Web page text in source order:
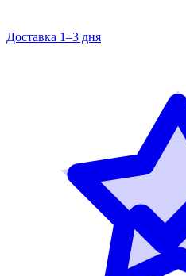
Доставка 1–3 дня